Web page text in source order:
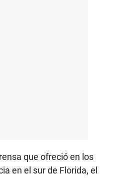
que ofreció en los
en el sur de Florida, el